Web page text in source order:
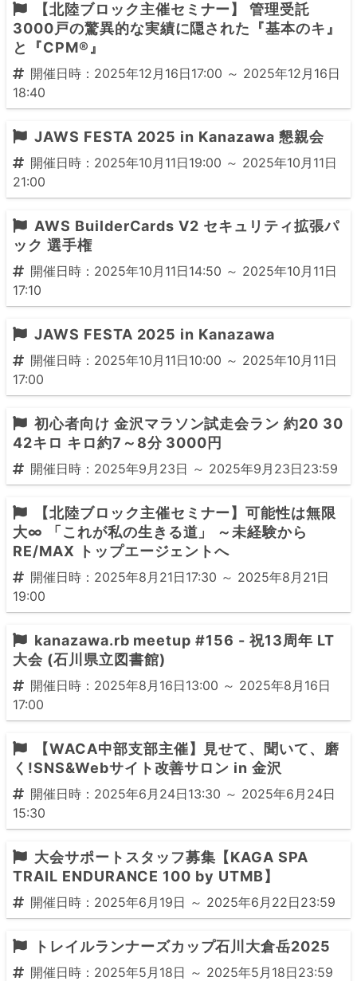
【北陸ブロック主催セミナー】 管理受託
3000戸の驚異的な実績に隠された『基本のキ』
と『CPM®』
開催日時：2025年12月16日17:00 ～ 2025年12月16日
18:40
JAWS FESTA 2025 in Kanazawa 懇親会
開催日時：2025年10月11日19:00 ～ 2025年10月11日
21:00
AWS BuilderCards V2 セキュリティ拡張パ
ック 選手権
開催日時：2025年10月11日14:50 ～ 2025年10月11日
17:10
JAWS FESTA 2025 in Kanazawa
開催日時：2025年10月11日10:00 ～ 2025年10月11日
17:00
初心者向け 金沢マラソン試走会ラン 約20 30
42キロ キロ約7～8分 3000円
開催日時：2025年9月23日 ～ 2025年9月23日23:59
【北陸ブロック主催セミナー】可能性は無限
大∞ 「これが私の生きる道」 ～未経験から
RE/MAX トップエージェントへ
開催日時：2025年8月21日17:30 ～ 2025年8月21日
19:00
kanazawa.rb meetup #156 - 祝13周年 LT
大会 (石川県立図書館)
開催日時：2025年8月16日13:00 ～ 2025年8月16日
17:00
【WACA中部支部主催】見せて、聞いて、磨
く!SNS&Webサイト改善サロン in 金沢
開催日時：2025年6月24日13:30 ～ 2025年6月24日
15:30
大会サポートスタッフ募集【KAGA SPA
TRAIL ENDURANCE 100 by UTMB】
開催日時：2025年6月19日 ～ 2025年6月22日23:59
トレイルランナーズカップ石川大倉岳2025
開催日時：2025年5月18日 ～ 2025年5月18日23:59